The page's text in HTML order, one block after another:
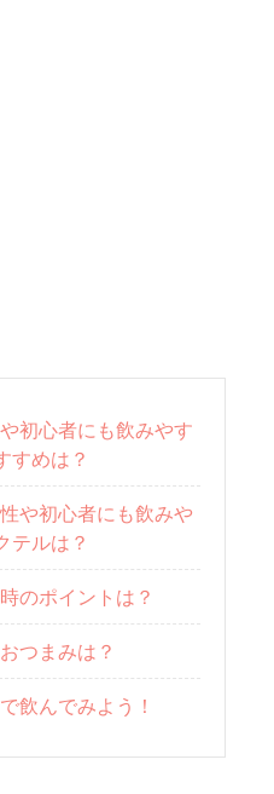
初心者にも飲みやす
すめは？
や初心者にも飲みや
テルは？
のポイントは？
つまみは？
飲んでみよう！